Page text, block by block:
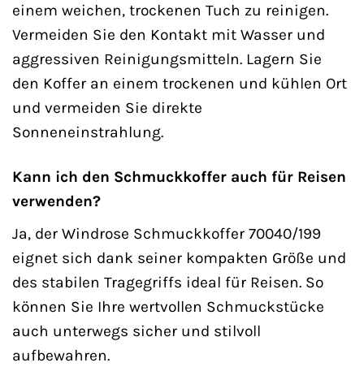
einem weichen, trockenen Tuch zu reinigen.
Vermeiden Sie den Kontakt mit Wasser und
aggressiven Reinigungsmitteln. Lagern Sie
den Koffer an einem trockenen und kühlen Ort
und vermeiden Sie direkte
Sonneneinstrahlung.
Kann ich den Schmuckkoffer auch für Reisen
verwenden?
Ja, der Windrose Schmuckkoffer 70040/199
eignet sich dank seiner kompakten Größe und
des stabilen Tragegriffs ideal für Reisen. So
können Sie Ihre wertvollen Schmuckstücke
auch unterwegs sicher und stilvoll
aufbewahren.